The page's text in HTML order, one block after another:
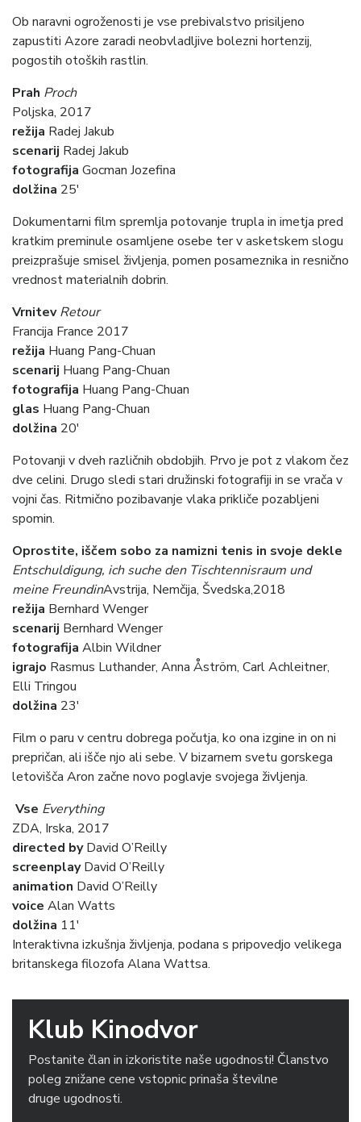
Ob naravni ogroženosti je vse prebivalstvo prisiljeno
zapustiti Azore zaradi neobvladljive bolezni hortenzij,
pogostih otoških rastlin.
Prah Proch
Poljska, 2017
režija Radej Jakub
scenarij Radej Jakub
fotografija Gocman Jozefina
dolžina 25′
Dokumentarni film spremlja potovanje trupla in imetja pred
kratkim preminule osamljene osebe ter v asketskem slogu
preizprašuje smisel življenja, pomen posameznika in resnično
vrednost materialnih dobrin.
Vrnitev Retour
Francija France 2017
režija Huang Pang-Chuan
scenarij Huang Pang-Chuan
fotografija Huang Pang-Chuan
glas Huang Pang-Chuan
dolžina 20′
Potovanji v dveh različnih obdobjih. Prvo je pot z vlakom čez
dve celini. Drugo sledi stari družinski fotografiji in se vrača v
vojni čas. Ritmično pozibavanje vlaka prikliče pozabljeni
spomin.
Oprostite, iščem sobo za namizni tenis in svoje dekle
Entschuldigung, ich suche den Tischtennisraum und
meine FreundinAvstrija, Nemčija, Švedska,2018
režija Bernhard Wenger
scenarij Bernhard Wenger
fotografija Albin Wildner
igrajo Rasmus Luthander, Anna Åström, Carl Achleitner,
Elli Tringou
dolžina 23′
Film o paru v centru dobrega počutja, ko ona izgine in on ni
prepričan, ali išče njo ali sebe. V bizarnem svetu gorskega
letovišča Aron začne novo poglavje svojega življenja.
Vse Everything
ZDA, Irska, 2017
directed byDavid O’Reilly
screenplayDavid O’Reilly
animation David O’Reilly
voice Alan Watts
dolžina 11′
Interaktivna izkušnja življenja, podana s pripovedjo velikega
britanskega filozofa Alana Wattsa.
Klub Kinodvor
Postanite član in izkoristite naše ugodnosti! Članstvo
poleg znižane cene vstopnic prinaša številne
druge ugodnosti.